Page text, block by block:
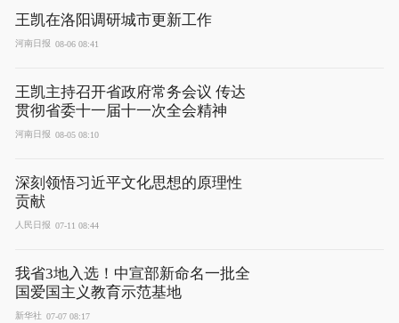
责”，强化严管严治，层层传导压力，推进政府作风建
设不断取得新成效，为奋力谱写中原大地推进中国式现
孙守刚、张敏、刘玉江、宋争辉、郑海洋、李酌、
李涛、朱鸣出席，吕国范列席会议。（记者 归欣）
来源：河南日报
王凯在洛阳调研城市更新工作
河南日报 08-06 08:41
王凯主持召开省政府常务会议 传达
贯彻省委十一届十一次全会精神
河南日报 08-05 08:10
深刻领悟习近平文化思想的原理性
贡献
人民日报 07-11 08:44
我省3地入选！中宣部新命名一批全
国爱国主义教育示范基地
新华社 07-07 08:17